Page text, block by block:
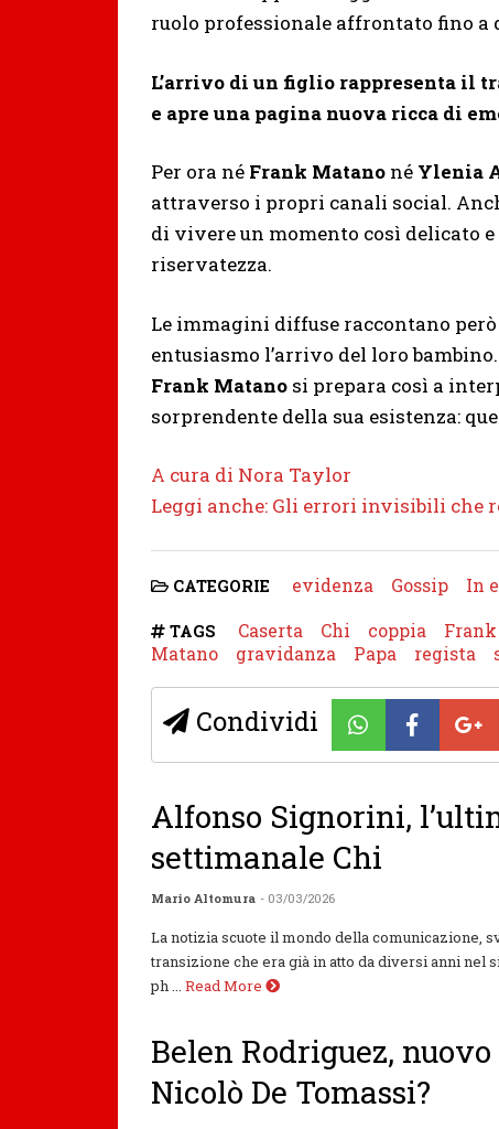
ruolo professionale affrontato fino a
L’arrivo di un figlio rappresenta il
e apre una pagina nuova ricca di
Per ora né Frank Matano né Ylenia
attraverso i propri canali social.
di vivere un momento così delicato
riservatezza.
Le immagini diffuse raccontano
entusiasmo l’arrivo del loro
Frank Matano si prepara così a
sorprendente della sua esistenza:
A cura di Nora Taylor
Leggi anche: Gli errori invisibili che
CATEGORIE evidenza Gossip In
TAGS Caserta Chi coppia
Frank
Matano
gravidanza Papa regista
Condividi
Alfonso Signorini,
settimanale Chi
Mario Altomura - 03/03/2026
La notizia scuote il mondo della comunicazione,
transizione che era già in atto da diversi anni nel
ph ... Read More
Belen Rodriguez,
Nicolò De Tomassi?